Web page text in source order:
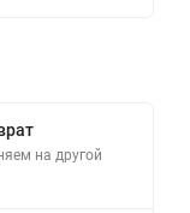
на другой